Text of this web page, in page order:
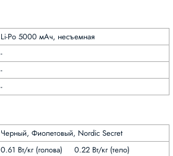
Li-Po 5000 мАч, несъемная
-
-
-
Черный, Фиолетовый, Nordic Secret
0.61 Вт/кг (голова) 0.22 Вт/кг (тело)